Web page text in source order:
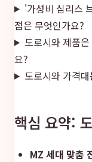
'가성비 심리스
점은 무엇인가요?
도로시와 제품
요?
도로시와 가격
핵심 요약:
MZ 세대 맞춤